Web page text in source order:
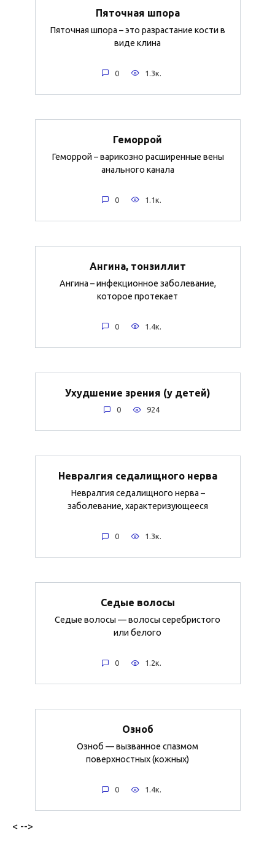
Пяточная шпора
Пяточная шпора – это разрастание кости в
виде клина
0 1.3к.
Геморрой
Геморрой – варикозно расширенные вены
анального канала
0 1.1к.
Ангина, тонзиллит
Ангина – инфекционное заболевание,
которое протекает
0 1.4к.
Ухудшение зрения (у детей)
0 924
Невралгия седалищного нерва
Невралгия седалищного нерва –
заболевание, характеризующееся
0 1.3к.
Седые волосы
Седые волосы — волосы серебристого
или белого
0 1.2к.
Озноб
Озноб — вызванное спазмом
поверхностных (кожных)
0 1.4к.
< -->